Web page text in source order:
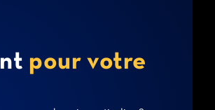
pour votre